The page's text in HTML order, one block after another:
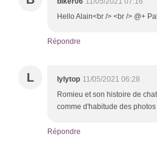
Hello Alain<br /> <br /> @+
Répondre
L lylytop 11/05/2021 06:28
Romieu et son histoire de
comme d'habitude des
Répondre